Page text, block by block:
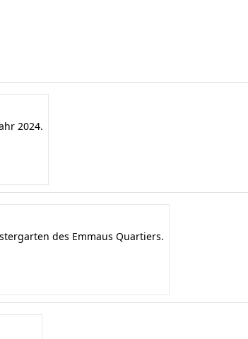
2024.
des Emmaus Quartiers.